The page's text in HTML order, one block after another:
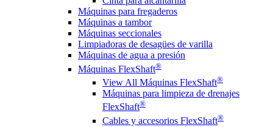
Máquinas para fregaderos
Máquinas a tambor
Máquinas seccionales
Limpiadoras de desagües de varilla
Máquinas de agua a presión
Máquinas FlexShaft®
View All Máquinas FlexShaft®
Máquinas para limpieza de drenajes
FlexShaft®
Cables y accesorios FlexShaft®